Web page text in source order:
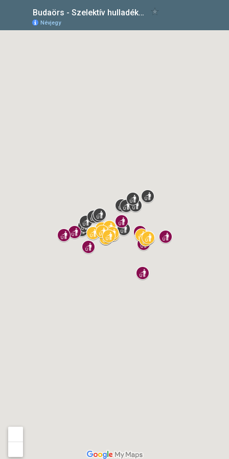
Budaörs - Szelektív hulladékgyűjtő-szigetek és hulladékgyűjtő pontok
Névjegy